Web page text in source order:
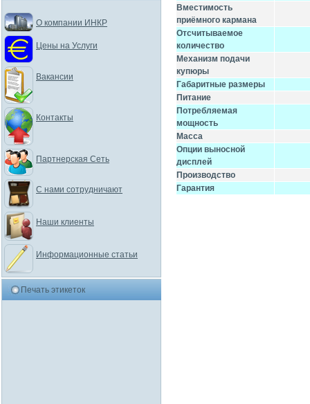
Вместимость
приёмного кармана
Отсчитываемое
количество
Механизм подачи
купюры
Габаритные размеры
Питание
Потребляемая
мощность
Масса
Опции выносной
дисплей
Производство
Гарантия
О компании ИНКР
Цены на Услуги
Вакансии
Контакты
Партнерская Сеть
С нами сотрудничают
Наши клиенты
Информационные статьи
Печать этикеток